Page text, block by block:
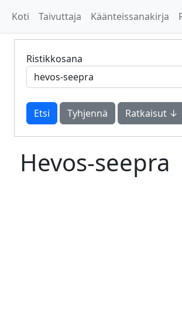
Koti Taivuttaja Käänteissanakirja
Ristikkosana
Tyhjennä Ratkaisut ↓
Hevos-seepra